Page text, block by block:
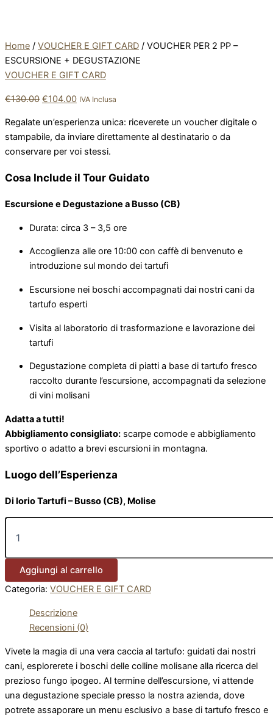
Home / VOUCHER E GIFT CARD / VOUCHER PER 2 PP –
ESCURSIONE + DEGUSTAZIONE
VOUCHER E GIFT CARD
€130.00 €104.00 IVA Inclusa
Regalate un’esperienza unica: riceverete un voucher digitale o
stampabile, da inviare direttamente al destinatario o da
conservare per voi stessi.
Cosa Include il Tour Guidato
Escursione e Degustazione a Busso (CB)
Durata: circa 3 – 3,5 ore
Accoglienza alle ore 10:00 con caffè di benvenuto e
introduzione sul mondo dei tartufi
Escursione nei boschi accompagnati dai nostri cani da
tartufo esperti
Visita al laboratorio di trasformazione e lavorazione dei
tartufi
Degustazione completa di piatti a base di tartufo fresco
raccolto durante l’escursione, accompagnati da selezione
di vini molisani
Adatta a tutti!
Abbigliamento consigliato: scarpe comode e abbigliamento
sportivo o adatto a brevi escursioni in montagna.
Luogo dell’Esperienza
Di Iorio Tartufi – Busso (CB), Molise
Aggiungi al carrello
Categoria: VOUCHER E GIFT CARD
Descrizione
Recensioni (0)
Vivete la magia di una vera caccia al tartufo: guidati dai nostri
cani, esplorerete i boschi delle colline molisane alla ricerca del
prezioso fungo ipogeo. Al termine dell’escursione, vi attende
una degustazione speciale presso la nostra azienda, dove
potrete assaporare un menu esclusivo a base di tartufo fresco e